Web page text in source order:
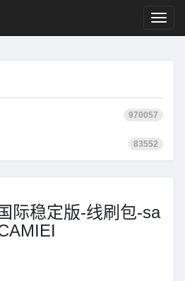
970057
83552
际稳定版-线刷包-sa